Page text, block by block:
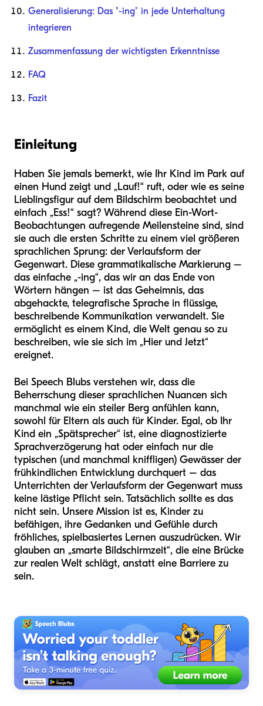
Generalisierung: Das "-ing" in jede Unterhaltung
integrieren
Zusammenfassung der wichtigsten Erkenntnisse
FAQ
Fazit
Einleitung
Haben Sie jemals bemerkt, wie Ihr Kind im Park auf
einen Hund zeigt und „Lauf!“ ruft, oder wie es seine
Lieblingsfigur auf dem Bildschirm beobachtet und
einfach „Ess!“ sagt? Während diese Ein-Wort-
Beobachtungen aufregende Meilensteine sind, sind
sie auch die ersten Schritte zu einem viel größeren
sprachlichen Sprung: der Verlaufsform der
Gegenwart. Diese grammatikalische Markierung –
das einfache „-ing“, das wir an das Ende von
Wörtern hängen – ist das Geheimnis, das
abgehackte, telegrafische Sprache in flüssige,
beschreibende Kommunikation verwandelt. Sie
ermöglicht es einem Kind, die Welt genau so zu
beschreiben, wie sie sich im „Hier und Jetzt“
ereignet.
Bei Speech Blubs verstehen wir, dass die
Beherrschung dieser sprachlichen Nuancen sich
manchmal wie ein steiler Berg anfühlen kann,
sowohl für Eltern als auch für Kinder. Egal, ob Ihr
Kind ein „Spätsprecher“ ist, eine diagnostizierte
Sprachverzögerung hat oder einfach nur die
typischen (und manchmal kniffligen) Gewässer der
frühkindlichen Entwicklung durchquert – das
Unterrichten der Verlaufsform der Gegenwart muss
keine lästige Pflicht sein. Tatsächlich sollte es das
nicht sein. Unsere Mission ist es, Kinder zu
befähigen, ihre Gedanken und Gefühle durch
fröhliches, spielbasiertes Lernen auszudrücken. Wir
glauben an „smarte Bildschirmzeit“, die eine Brücke
zur realen Welt schlägt, anstatt eine Barriere zu
sein.